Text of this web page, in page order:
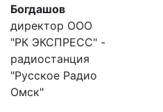
Богдашов
директор ООО
"РК ЭКСПРЕСС" -
радиостанция
"Русское Радио
Омск"